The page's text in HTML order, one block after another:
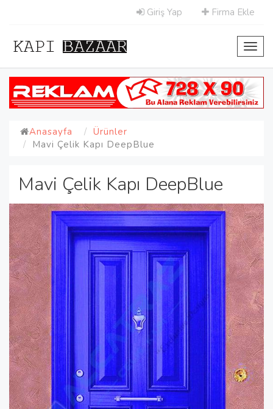
Giriş Yap Firma Ekle
Anasayfa
Ürünler
Mavi Çelik Kapı DeepBlue
Mavi Çelik Kapı DeepBlue